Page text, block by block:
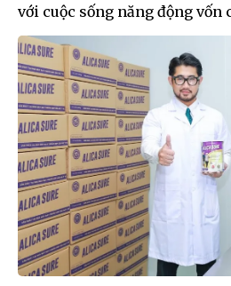
với cuộc sống năng động vốn